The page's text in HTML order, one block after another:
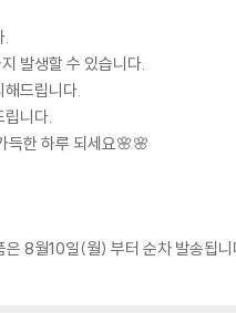
.
발생할 수 있습니다.
해드립니다.
립니다.
득한 하루 되세요🌸🌸
월10일(월) 부터 순차 발송됩니